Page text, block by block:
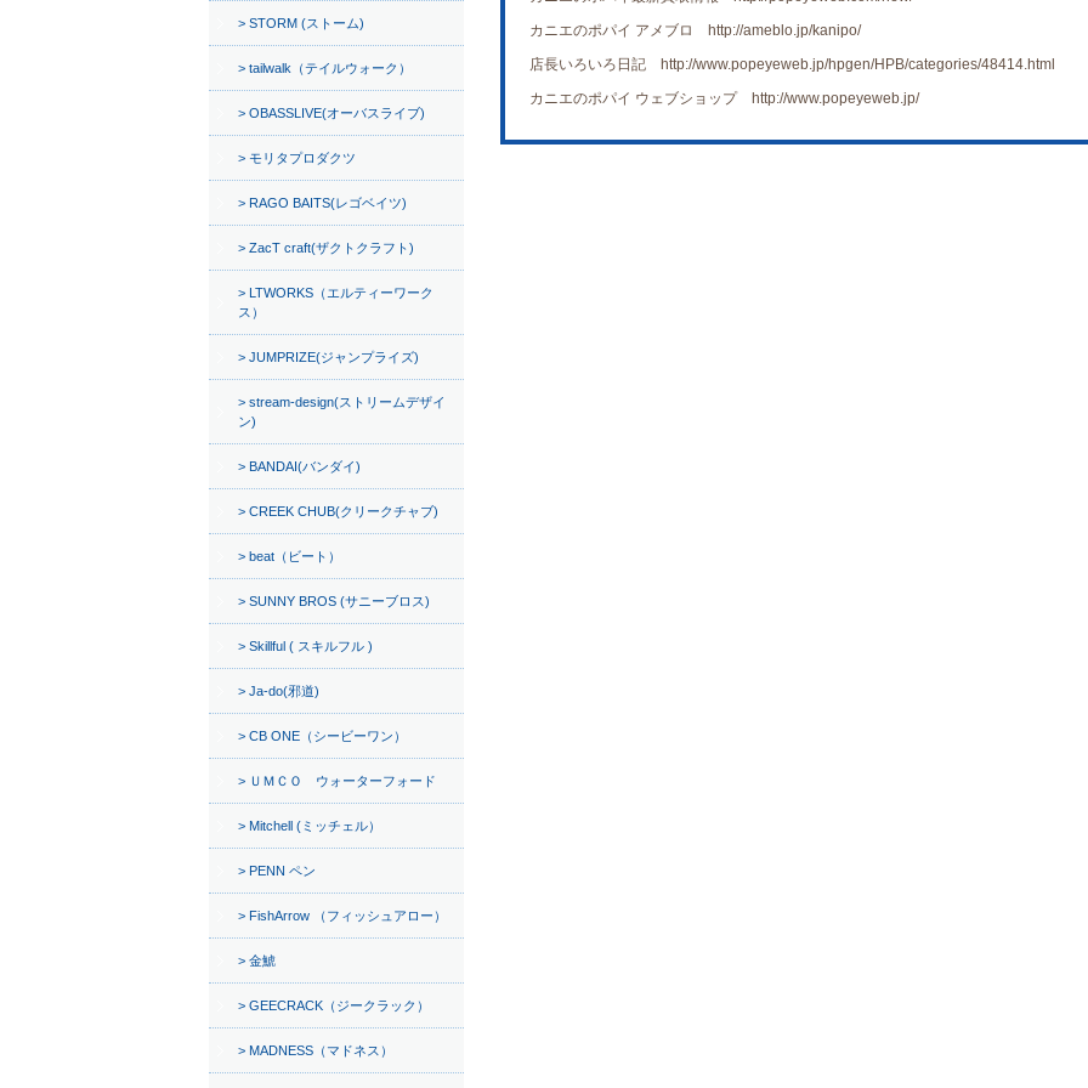
カニエのポパイ アメブロ http://ameblo.jp/kanipo/
店長いろいろ日記 http://www.popeyeweb.jp/hpgen/HPB/categories/48414.html
カニエのポパイ ウェブショップ http://www.popeyeweb.jp/
STORM (ストーム)
tailwalk（テイルウォーク）
OBASSLIVE(オーバスライブ)
モリタプロダクツ
RAGO BAITS(レゴベイツ)
ZacT craft(ザクトクラフト)
LTWORKS（エルティーワーク
ス）
JUMPRIZE(ジャンプライズ)
stream-design(ストリームデザイ
ン)
BANDAI(バンダイ)
CREEK CHUB(クリークチャブ)
beat（ビート）
SUNNY BROS (サニーブロス)
Skillful ( スキルフル )
Ja-do(邪道)
CB ONE（シービーワン）
ＵＭＣＯ ウォーターフォード
Mitchell (ミッチェル）
PENN ペン
FishArrow （フィッシュアロー）
金鯱
GEECRACK（ジークラック）
MADNESS（マドネス）